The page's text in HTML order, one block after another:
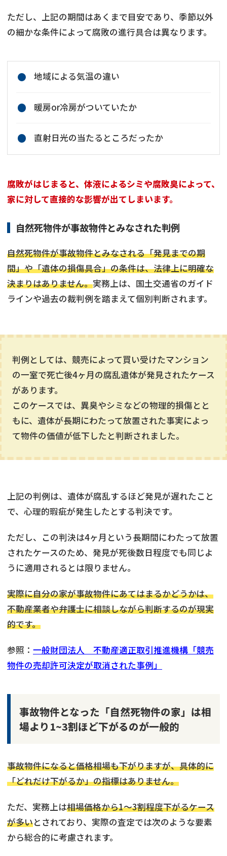
ただし、上記の期間はあくまで目安であり、季節以外
の細かな条件によって腐敗の進行具合は異なります。
地域による気温の違い
暖房or冷房がついていたか
直射日光の当たるところだったか
腐敗がはじまると、体液によるシミや腐敗臭によって、
家に対して直接的な影響が出てしまいます。
自然死物件が事故物件とみなされた判例
自然死物件が事故物件とみなされる「発見までの期
間」や「遺体の損傷具合」の条件は、法律上に明確な
決まりはありません。実務上は、国土交通省のガイド
ラインや過去の裁判例を踏まえて個別判断されます。
判例としては、競売によって買い受けたマンション
の一室で死亡後4ヶ月の腐乱遺体が発見されたケース
があります。
このケースでは、異臭やシミなどの物理的損傷とと
もに、遺体が長期にわたって放置された事実によっ
て物件の価値が低下したと判断されました。
上記の判例は、遺体が腐乱するほど発見が遅れたこと
で、心理的瑕疵が発生したとする判決です。
ただし、この判決は4ヶ月という長期間にわたって放置
されたケースのため、発見が死後数日程度でも同じよ
うに適用されるとは限りません。
実際に自分の家が事故物件にあてはまるかどうかは、
不動産業者や弁護士に相談しながら判断するのが現実
的です。
参照： 一般財団法人 不動産適正取引推進機構「競売
物件の売却許可決定が取消された事例」
事故物件となった「自然死物件の家」は相
場より1~3割ほど下がるのが一般的
事故物件になると価格相場も下がりますが、具体的に
「どれだけ下がるか」の指標はありません。
ただ、実務上は相場価格から1〜3割程度下がるケース
が多いとされており、実際の査定では次のような要素
から総合的に考慮されます。